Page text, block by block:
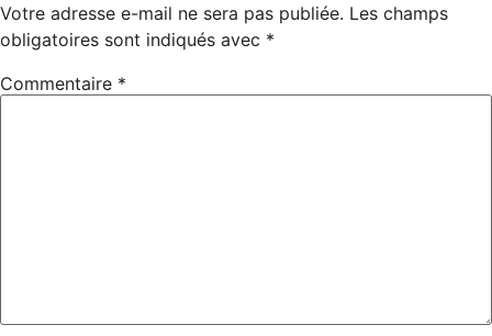
Votre adresse e-mail ne sera pas publiée. Les champs
obligatoires sont indiqués avec *
Commentaire *